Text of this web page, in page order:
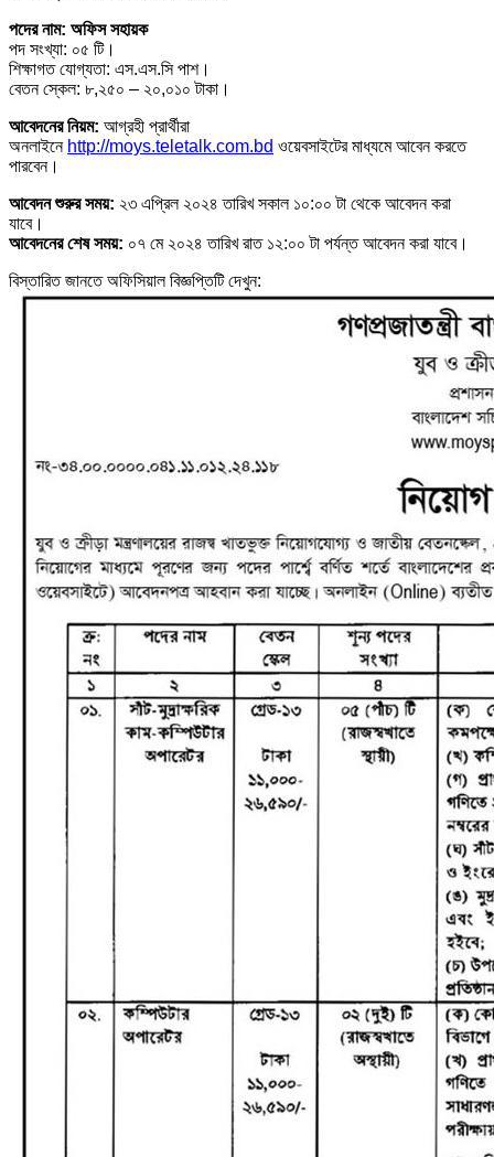
পদের নাম: অফিস সহায়ক
পদ সংখ্যা: ০৫ টি।
শিক্ষাগত যোগ্যতা: এস.এস.সি পাশ।
বেতন স্কেল: ৮,২৫০ – ২০,০১০ টাকা।
আবেদনের নিয়ম: আগ্রহী প্রার্থীরা
অনলাইনে http://moys.teletalk.com.bd ওয়েবসাইটের মাধ্যমে আবেন করতে
পারবেন।
আবেদন শুরুর সময়: ২৩ এপ্রিল ২০২৪ তারিখ সকাল ১০:০০ টা থেকে আবেদন করা
যাবে।
আবেদনের শেষ সময়: ০৭ মে ২০২৪ তারিখ রাত ১২:০০ টা পর্যন্ত আবেদন করা যাবে।
বিস্তারিত জানতে অফিসিয়াল বিজ্ঞপ্তিটি দেখুন: